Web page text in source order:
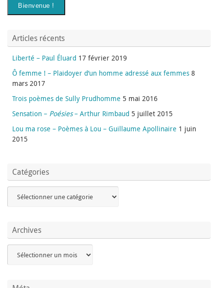
Articles récents
Liberté – Paul Éluard 17 février 2019
Ô femme ! – Plaidoyer d’un homme adressé aux femmes 8
mars 2017
Trois poèmes de Sully Prudhomme 5 mai 2016
Sensation – Poésies– Arthur Rimbaud 5 juillet 2015
Lou ma rose – Poèmes à Lou – Guillaume Apollinaire 1 juin
2015
Catégories
Archives